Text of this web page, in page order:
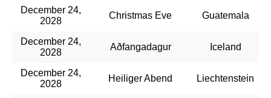
December 24,
2028
Christmas Eve Guatemala
December 24,
2028
Aðfangadagur Iceland
December 24,
2028
Heiliger Abend Liechtenstein